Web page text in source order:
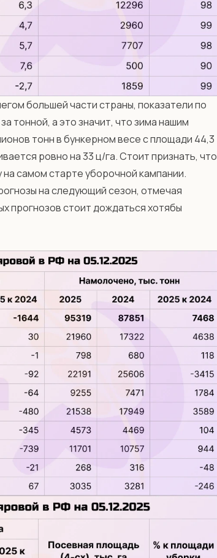
большей части страны, показатели по
тонной, а это значит, что зима нашим
тонн в бункерном весе с площади 44,3
ровно на 33 ц/га. Стоит признать, что
самом старте уборочной кампании.
на следующий сезон, отмечая
прогнозов стоит дождаться хотябы